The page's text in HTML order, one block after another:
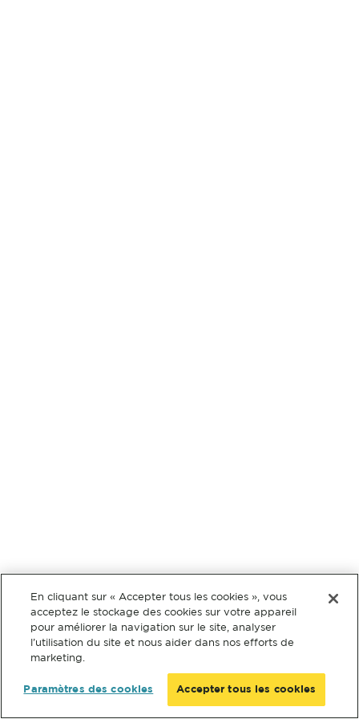
En cliquant sur « Accepter tous les cookies », vous
acceptez le stockage des cookies sur votre appareil
pour améliorer la navigation sur le site, analyser
l’utilisation du site et nous aider dans nos efforts de
marketing.
Paramètres des cookies Accepter tous les cookies